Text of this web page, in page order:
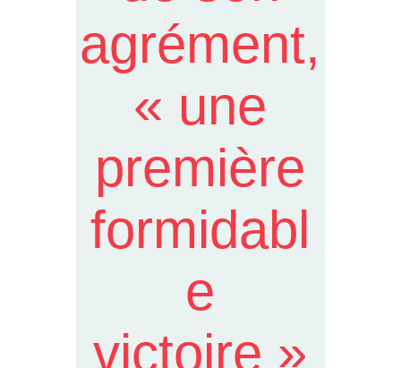
agrément,
« une
première
formidabl
e
victoire »